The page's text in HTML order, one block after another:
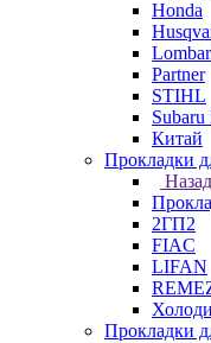
Honda
Partner
STIHL
Китай
Прокладки
Назад
2ГП2
FIAC
LIFAN
Прокладки